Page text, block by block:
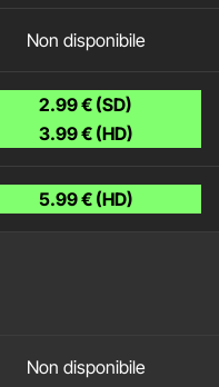
Non disponibile
2.99 € (SD)
3.99 € (HD)
5.99 € (HD)
Non disponibile